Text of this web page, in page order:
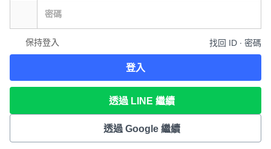
保持登入 找回 ID ∙ 密碼
登入
透過 LINE 繼續
透過 Google 繼續